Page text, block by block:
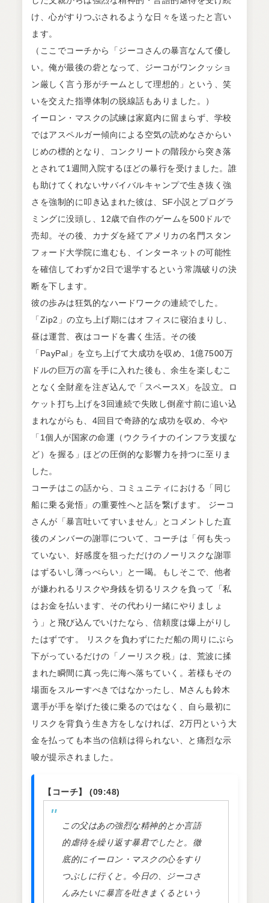
け、心がすりつぶされるような日々を送ったと言い
ます。
（ここでコーチから「ジーコさんの暴言なんて優し
い。俺が最後の砦となって、ジーコがワンクッショ
ン厳しく言う形がチームとして理想的」という、笑
いを交えた指導体制の脱線話もありました。）
イーロン・マスクの試練は家庭内に留まらず、学校
ではアスペルガー傾向による空気の読めなさからい
じめの標的となり、コンクリートの階段から突き落
とされて1週間入院するほどの暴行を受けました。誰
も助けてくれないサバイバルキャンプで生き抜く強
さを強制的に叩き込まれた彼は、SF小説とプログラ
ミングに没頭し、12歳で自作のゲームを500ドルで
売却。その後、カナダを経てアメリカの名門スタン
フォード大学院に進むも、インターネットの可能性
を確信してわずか2日で退学するという常識破りの決
断を下します。
彼の歩みは狂気的なハードワークの連続でした。
「Zip2」の立ち上げ期にはオフィスに寝泊まりし、
昼は運営、夜はコードを書く生活。その後
「PayPal」を立ち上げて大成功を収め、1億7500万
ドルの巨万の富を手に入れた後も、余生を楽しむこ
となく全財産を注ぎ込んで「スペースX」を設立。ロ
ケット打ち上げを3回連続で失敗し倒産寸前に追い込
まれながらも、4回目で奇跡的な成功を収め、今や
「1個人が国家の命運（ウクライナのインフラ支援な
ど）を握る」ほどの圧倒的な影響力を持つに至りま
した。
コーチはこの話から、コミュニティにおける「同じ
船に乗る覚悟」の重要性へと話を繋げます。 ジーコ
さんが「暴言吐いてすいません」とコメントした直
後のメンバーの謝罪について、コーチは「何も失っ
ていない、好感度を狙っただけのノーリスクな謝罪
はずるいし薄っぺらい」と一喝。もしそこで、他者
が嫌われるリスクや身銭を切るリスクを負って「私
はお金を払います、その代わり一緒にやりましょ
う」と飛び込んでいけたなら、信頼度は爆上がりし
たはずです。 リスクを負わずにただ船の周りにぶら
下がっているだけの「ノーリスク税」は、荒波に揉
まれた瞬間に真っ先に海へ落ちていく。若様もその
場面をスルーすべきではなかったし、Mさんも鈴木
選手が手を挙げた後に乗るのではなく、自ら最初に
リスクを背負う生き方をしなければ、2万円という大
金を払っても本当の信頼は得られない、と痛烈な示
唆が提示されました。
【コーチ】 (09:48)
この父はあの強烈な精神的とか言語
的虐待を繰り返す暴君でしたと。徹
底的にイーロン・マスクの心をすり
つぶしに行くと。今日の、ジーコさ
んみたいに暴言を吐きまくるという